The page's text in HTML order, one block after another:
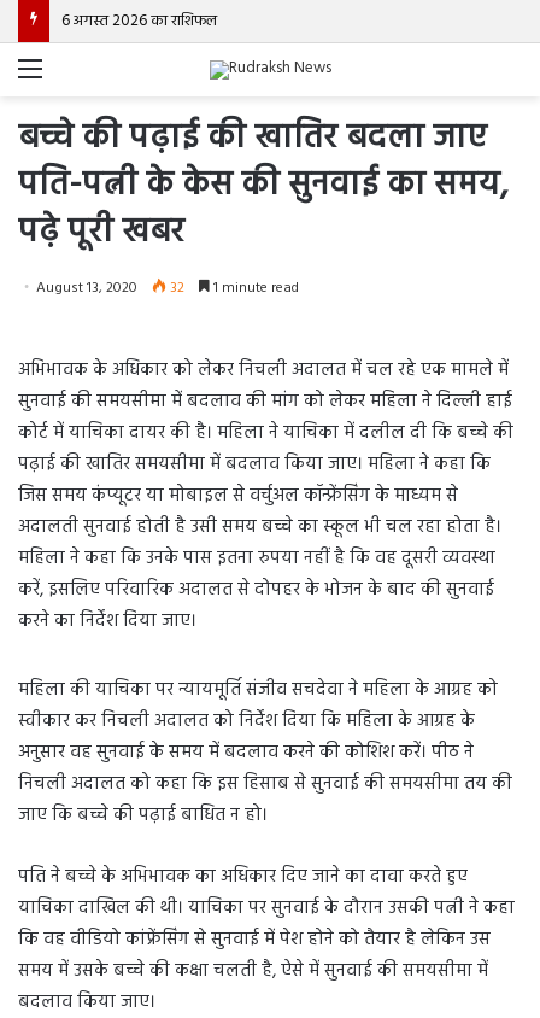
6 अगस्त 2026 का राशिफल
Menu
बच्चे की पढ़ाई की खातिर बदला जाए
पति-पत्नी के केस की सुनवाई का समय,
पढ़े पूरी खबर
August 13, 2020 32 1 minute read
अभिभावक के अधिकार को लेकर निचली अदालत में चल रहे एक मामले में
सुनवाई की समयसीमा में बदलाव की मांग को लेकर महिला ने दिल्ली हाई
कोर्ट में याचिका दायर की है। महिला ने याचिका में दलील दी कि बच्चे की
पढ़ाई की खातिर समयसीमा में बदलाव किया जाए। महिला ने कहा कि
जिस समय कंप्यूटर या मोबाइल से वर्चुअल कॉन्फ्रेंसिंग के माध्यम से
अदालती सुनवाई होती है उसी समय बच्चे का स्कूल भी चल रहा होता है।
महिला ने कहा कि उनके पास इतना रुपया नहीं है कि वह दूसरी व्यवस्था
करें, इसलिए परिवारिक अदालत से दोपहर के भोजन के बाद की सुनवाई
करने का निर्देश दिया जाए।
महिला की याचिका पर न्यायमूर्ति संजीव सचदेवा ने महिला के आग्रह को
स्वीकार कर निचली अदालत को निर्देश दिया कि महिला के आग्रह के
अनुसार वह सुनवाई के समय में बदलाव करने की कोशिश करें। पीठ ने
निचली अदालत को कहा कि इस हिसाब से सुनवाई की समयसीमा तय की
जाए कि बच्चे की पढ़ाई बाधित न हो।
पति ने बच्चे के अभिभावक का अधिकार दिए जाने का दावा करते हुए
याचिका दाखिल की थी। याचिका पर सुनवाई के दौरान उसकी पत्नी ने कहा
कि वह वीडियो कांफ्रेंसिंग से सुनवाई में पेश होने को तैयार है लेकिन उस
समय में उसके बच्चे की कक्षा चलती है, ऐसे में सुनवाई की समयसीमा में
बदलाव किया जाए।